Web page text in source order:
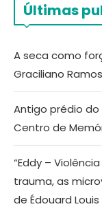
Últimas
A seca como
Graciliano Ramos
Antigo prédio do
Centro de
“Eddy –
trauma, as
de Édouard Louis